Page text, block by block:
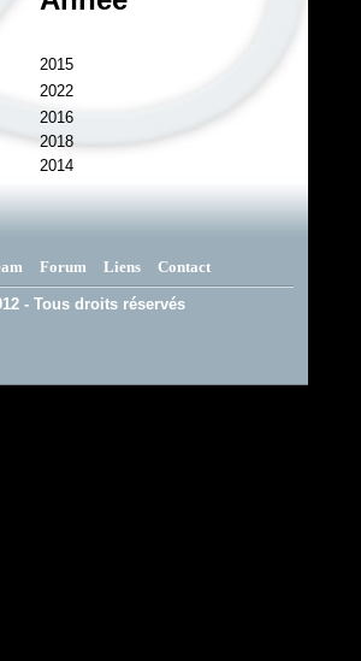
2015
2022
2016
2018
2014
Forum Liens Contact
- Tous droits réservés